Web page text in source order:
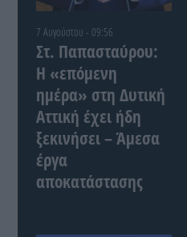
7 Αυγούστου - 09:56
Στ. Παπασταύρου:
Η «επόμενη
ημέρα» στη Δυτική
Αττική έχει ήδη
ξεκινήσει – Άμεσα
έργα
αποκατάστασης